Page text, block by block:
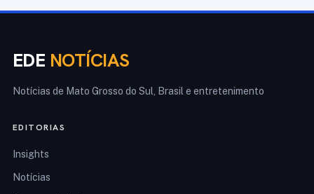
EDE NOTÍCIAS
Notícias de Mato Grosso do Sul, Brasil e entretenimento
EDITORIAS
Insights
Notícias